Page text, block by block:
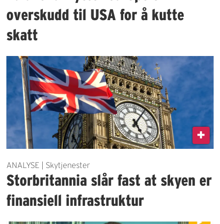
overskudd til USA for å kutte
skatt
ANALYSE | Skytjenester
Storbritannia slår fast at skyen er
finansiell infrastruktur